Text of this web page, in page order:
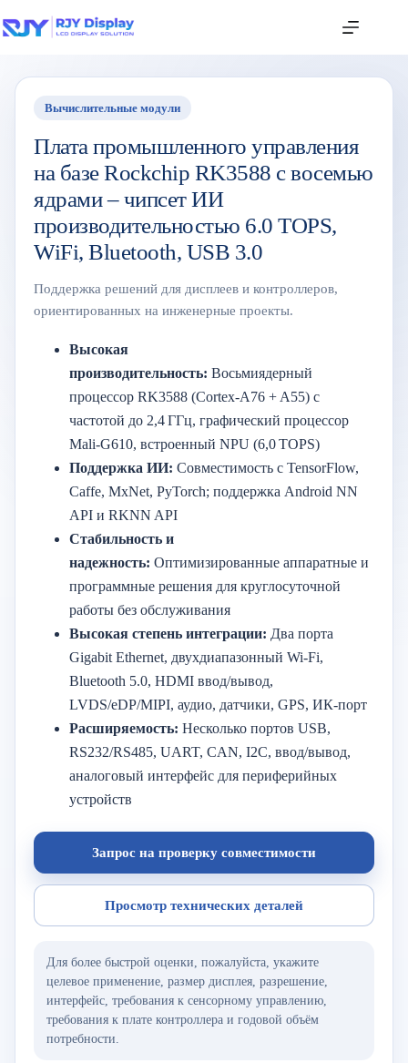
Вычислительные модули
Плата промышленного управления
на базе Rockchip RK3588 с восемью
ядрами – чипсет ИИ
производительностью 6.0 TOPS,
WiFi, Bluetooth, USB 3.0
Поддержка решений для дисплеев и контроллеров,
ориентированных на инженерные проекты.
Высокая
производительность: Восьмиядерный
процессор RK3588 (Cortex-A76 + A55) с
частотой до 2,4 ГГц, графический процессор
Mali-G610, встроенный NPU (6,0 TOPS)
Поддержка ИИ: Совместимость с TensorFlow,
Caffe, MxNet, PyTorch; поддержка Android NN
API и RKNN API
Стабильность и
надежность: Оптимизированные аппаратные и
программные решения для круглосуточной
работы без обслуживания
Высокая степень интеграции: Два порта
Gigabit Ethernet, двухдиапазонный Wi-Fi,
Bluetooth 5.0, HDMI ввод/вывод,
LVDS/eDP/MIPI, аудио, датчики, GPS, ИК-порт
Расширяемость: Несколько портов USB,
RS232/RS485, UART, CAN, I2C, ввод/вывод,
аналоговый интерфейс для периферийных
устройств
Запрос на проверку совместимости
Просмотр технических деталей
Для более быстрой оценки, пожалуйста, укажите
целевое применение, размер дисплея, разрешение,
интерфейс, требования к сенсорному управлению,
требования к плате контроллера и годовой объём
потребности.